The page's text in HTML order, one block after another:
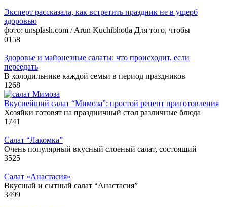
Эксперт рассказала, как встретить праздник не в ущерб
здоровью
фото: unsplash.com / Arun Kuchibhotla Для того, чтобы
0158
Здоровье и майонезные салаты: что происходит, если
переедать
В холодильнике каждой семьи в период праздников
1 268
Вкуснейший салат “Мимоза”: простой рецепт приготовления
Хозяйки готовят на праздничный стол различные блюда
1 741
Салат “Лакомка”
Очень популярный вкусный слоеный салат, состоящий
3525
Салат «Анастасия»
Вкусный и сытный салат “Анастасия”
3499